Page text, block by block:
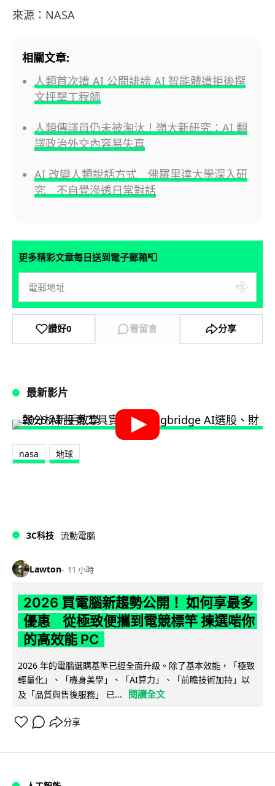
來源：NASA
相關文章:
人類首次遭 AI 公開誹謗 AI 智能體遭拒後撰
文抨擊工程師
人類傳譯員仍未被淘汰！嶺大新研究：AI 翻
譯政治外交內容易失真
AI 改變人類說話方式 佛羅里達大學深入研
究 不自覺滲透日常對話
更多精彩文章每日送到電子郵箱📮
讚好0 看留言 分享
最新影片
nasa 地球
3C科技 流動電腦
Lawton 11 小時
2026 買電腦新趨勢公開！ 如何享最多
優惠 從極致便攜到電競標竿 揀選啱你
的高效能 PC
2026 年的電腦選購基準已經全面升級。除了基本效能，「極致
輕量化」、「機身美學」、「AI算力」、「前瞻技術加持」以
及「品質與售後服務」 已...
閱讀全文
分享